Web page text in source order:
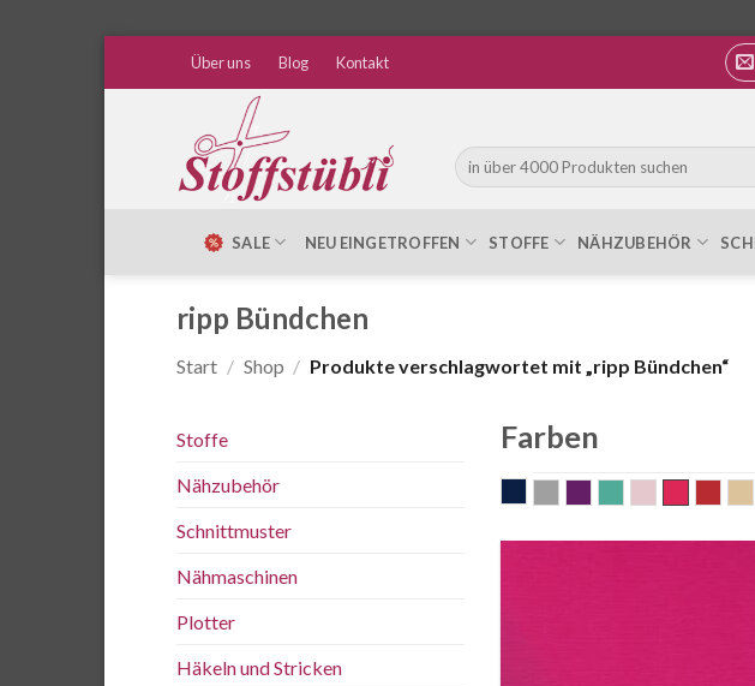
Über uns Blog Kontakt
Suche
nach:
SALE NEU EINGETROFFEN STOFFE NÄHZUBEHÖR
ripp Bündchen
Start / Shop / Produkte verschlagwortet mit „ripp Bündchen“
Stoffe
Nähzubehör
Schnittmuster
Nähmaschinen
Plotter
Häkeln und Stricken
Farben